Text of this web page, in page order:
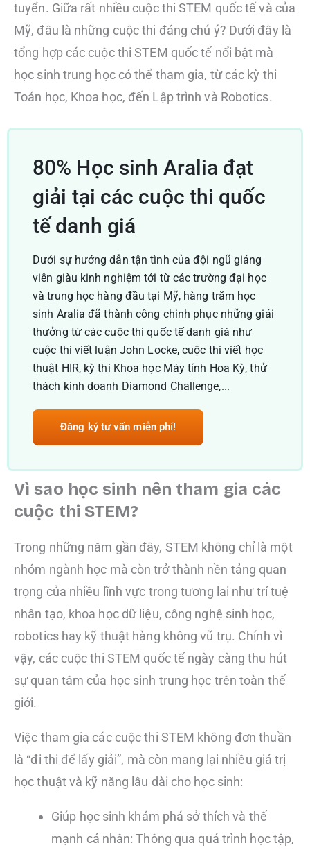
tuyển. Giữa rất nhiều cuộc thi STEM quốc tế và của
Mỹ, đâu là những cuộc thi đáng chú ý? Dưới đây là
tổng hợp các cuộc thi STEM quốc tế nổi bật mà
học sinh trung học có thể tham gia, từ các kỳ thi
Toán học, Khoa học, đến Lập trình và Robotics.
80% Học sinh Aralia đạt
giải tại các cuộc thi quốc
tế danh giá
Dưới sự hướng dẫn tận tình của đội ngũ giảng
viên giàu kinh nghiệm tới từ các trường đại học
và trung học hàng đầu tại Mỹ, hàng trăm học
sinh Aralia đã thành công chinh phục những giải
thưởng từ các cuộc thi quốc tế danh giá như
cuộc thi viết luận John Locke, cuộc thi viết học
thuật HIR, kỳ thi Khoa học Máy tính Hoa Kỳ, thử
thách kinh doanh Diamond Challenge,...
Đăng ký tư vấn miễn phí!
Vì sao học sinh nên tham gia các
cuộc thi STEM?
Trong những năm gần đây, STEM không chỉ là một
nhóm ngành học mà còn trở thành nền tảng quan
trọng của nhiều lĩnh vực trong tương lai như trí tuệ
nhân tạo, khoa học dữ liệu, công nghệ sinh học,
robotics hay kỹ thuật hàng không vũ trụ. Chính vì
vậy, các cuộc thi STEM quốc tế ngày càng thu hút
sự quan tâm của học sinh trung học trên toàn thế
giới.
Việc tham gia các cuộc thi STEM không đơn thuần
là “đi thi để lấy giải”, mà còn mang lại nhiều giá trị
học thuật và kỹ năng lâu dài cho học sinh:
Giúp học sinh khám phá sở thích và thế
mạnh cá nhân: Thông qua quá trình học tập,